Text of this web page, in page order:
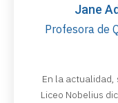
Jane
Profesora de
En la actualidad,
Liceo Nobelius